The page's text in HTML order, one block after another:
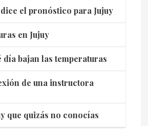
el pronóstico para Jujuy
en Jujuy
bajan las temperaturas
de una instructora
que quizás no conocías